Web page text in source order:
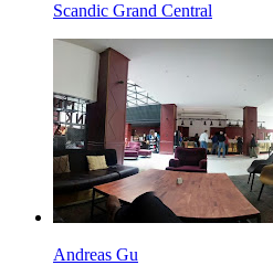
Scandic Grand Central
Andreas Gu